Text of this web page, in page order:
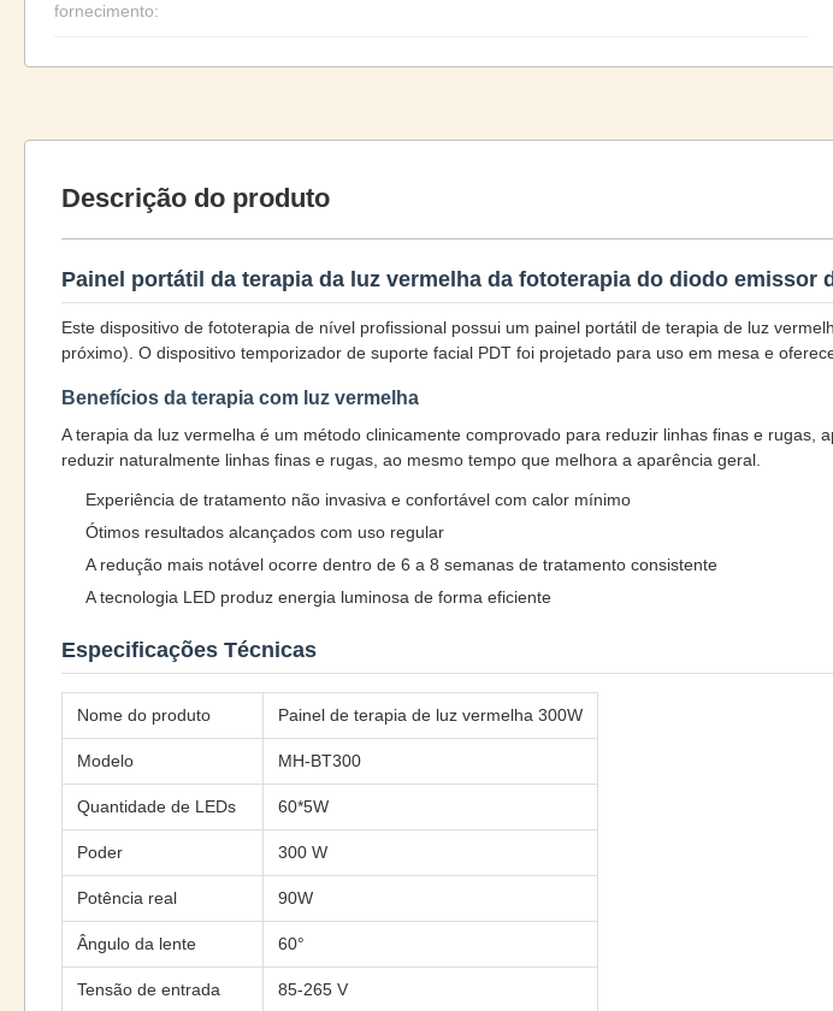
fornecimento:
Descrição do produto
Painel portátil da terapia da luz vermelha da fototerapia do diodo emissor
Este dispositivo de fototerapia de nível profissional possui um painel portátil de terapia de luz
próximo). O dispositivo temporizador de suporte facial PDT foi projetado para uso em mesa e
Benefícios da terapia com luz vermelha
A terapia da luz vermelha é um método clinicamente comprovado para reduzir linhas finas e
reduzir naturalmente linhas finas e rugas, ao mesmo tempo que melhora a aparência geral.
Experiência de tratamento não invasiva e confortável com calor mínimo
Ótimos resultados alcançados com uso regular
A redução mais notável ocorre dentro de 6 a 8 semanas de tratamento consistente
A tecnologia LED produz energia luminosa de forma eficiente
Especificações Técnicas
Nome do produto Painel de terapia de luz vermelha 300W
Modelo MH-BT300
Quantidade de LEDs 60*5W
Poder 300 W
Potência real 90W
Ângulo da lente 60°
Tensão de entrada 85-265 V